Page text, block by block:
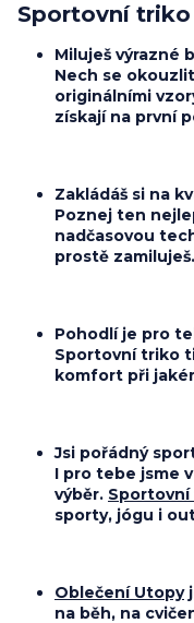
Sportovní
Miluješ výrazné
Nech se
originálními
získají na první
Zakládáš si na
Poznej ten
nadčasovou
prostě zamiluješ.
Pohodlíje pro
Sportovní triko
komfort při
Jsi pořádný
I pro tebe jsme
výběr.
sporty, jógu i
Oblečení Utopy
na běh, na